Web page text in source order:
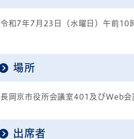
令和7年7月23日（水曜日）午前10
場所
長岡京市役所会議室401及びWeb
出席者